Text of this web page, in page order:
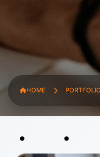
HOME PORTFOLIO